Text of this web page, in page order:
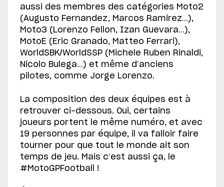
aussi des membres des catégories Moto2
(Augusto Fernandez, Marcos Ramirez…),
Moto3 (Lorenzo Fellon, Izan Guevara…),
MotoE (Eric Granado, Matteo Ferrari),
WorldSBK/WorldSSP (Michele Ruben Rinaldi,
Nicolo Bulega…) et même d’anciens
pilotes, comme Jorge Lorenzo.
La composition des deux équipes est à
retrouver ci-dessous. Oui, certains
joueurs portent le même numéro, et avec
19 personnes par équipe, il va falloir faire
tourner pour que tout le monde ait son
temps de jeu. Mais c’est aussi ça, le
#MotoGPFootball !